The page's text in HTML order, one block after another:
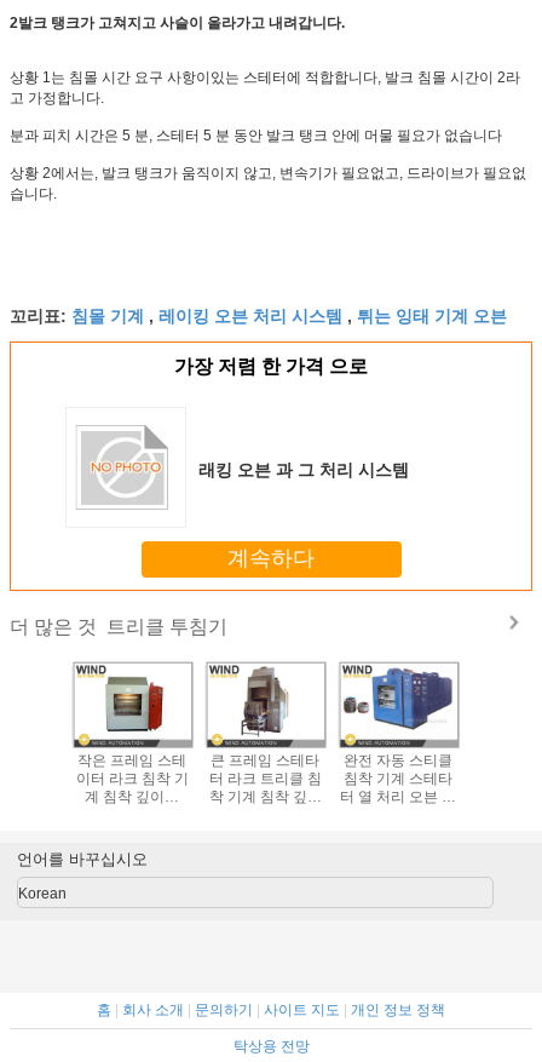
2발크 탱크가 고쳐지고 사슬이 올라가고 내려갑니다.
상황 1는 침몰 시간 요구 사항이있는 스테터에 적합합니다, 발크 침몰 시간이 2라
고 가정합니다.
분과 피치 시간은 5 분, 스테터 5 분 동안 발크 탱크 안에 머물 필요가 없습니다
상황 2에서는, 발크 탱크가 움직이지 않고, 변속기가 필요없고, 드라이브가 필요없
습니다.
꼬리표: 침몰 기계 , 레이킹 오븐 처리 시스템 , 튀는 잉태 기계 오븐
가장 저렴 한 가격 으로
래킹 오븐 과 그 처리 시스템
계속하다
더 많은 것 트리클 투침기
작은 프레임 스테
이터 라크 침착 기
계 침착 깊이는
큰 프레임 스테타
터 라크 트리클 침
착 기계 침착 깊이
완전 자동 스티클
침착 기계 스테타
터 열 처리 오븐 거
언어를 바꾸십시오
Korean
홈 | 회사 소개 | 문의하기 | 사이트 지도 | 개인 정보 정책
탁상용 전망